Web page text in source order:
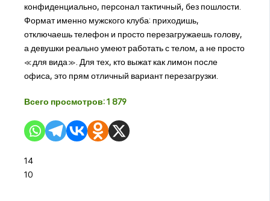
конфиденциально, персонал тактичный, без пошлости.
Формат именно мужского клуба: приходишь,
отключаешь телефон и просто перезагружаешь голову,
а девушки реально умеют работать с телом, а не просто
«для вида». Для тех, кто выжат как лимон после
офиса, это прям отличный вариант перезагрузки.
Всего просмотров: 1 879
14
10